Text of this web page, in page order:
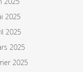
2025
2025
2025
2025